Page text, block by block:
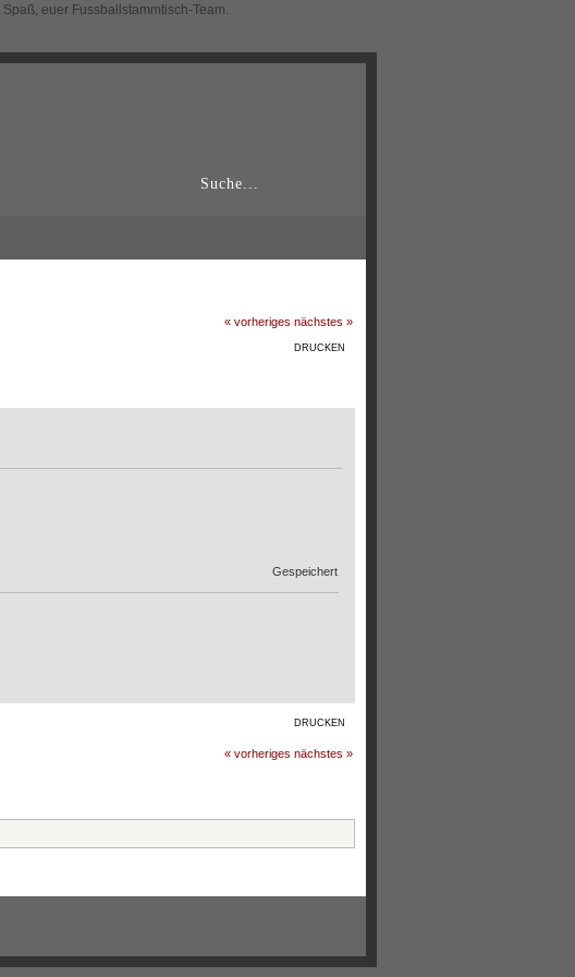
euer Fussballstammtisch-Team.
« vorheriges nächstes »
DRUCKEN
Gespeichert
DRUCKEN
« vorheriges nächstes »